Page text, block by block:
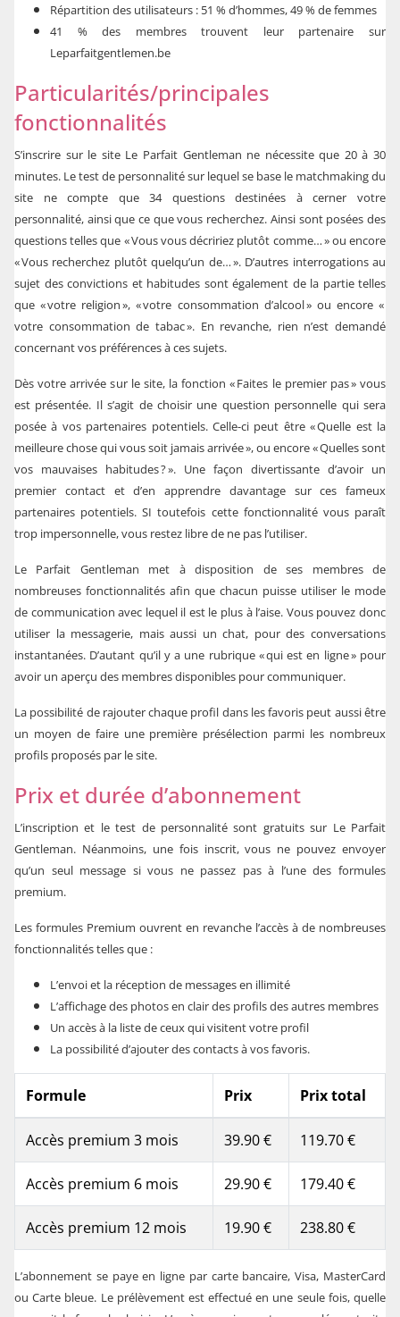
Répartition des utilisateurs : 51 % d’hommes, 49 % de femmes
41 % des membres trouvent leur partenaire sur
Leparfaitgentlemen.be
Particularités/principales
fonctionnalités
S’inscrire sur le site Le Parfait Gentleman ne nécessite que 20 à 30
minutes. Le test de personnalité sur lequel se base le matchmaking du
site ne compte que 34 questions destinées à cerner votre
personnalité, ainsi que ce que vous recherchez. Ainsi sont posées des
questions telles que « Vous vous décririez plutôt comme… » ou encore
« Vous recherchez plutôt quelqu’un de… ». D’autres interrogations au
sujet des convictions et habitudes sont également de la partie telles
que « votre religion », « votre consommation d’alcool » ou encore «
votre consommation de tabac ». En revanche, rien n’est demandé
concernant vos préférences à ces sujets.
Dès votre arrivée sur le site, la fonction « Faites le premier pas » vous
est présentée. Il s’agit de choisir une question personnelle qui sera
posée à vos partenaires potentiels. Celle-ci peut être « Quelle est la
meilleure chose qui vous soit jamais arrivée », ou encore « Quelles sont
vos mauvaises habitudes ? ». Une façon divertissante d’avoir un
premier contact et d’en apprendre davantage sur ces fameux
partenaires potentiels. SI toutefois cette fonctionnalité vous paraît
trop impersonnelle, vous restez libre de ne pas l’utiliser.
Le Parfait Gentleman met à disposition de ses membres de
nombreuses fonctionnalités afin que chacun puisse utiliser le mode
de communication avec lequel il est le plus à l’aise. Vous pouvez donc
utiliser la messagerie, mais aussi un chat, pour des conversations
instantanées. D’autant qu’il y a une rubrique « qui est en ligne » pour
avoir un aperçu des membres disponibles pour communiquer.
La possibilité de rajouter chaque profil dans les favoris peut aussi être
un moyen de faire une première présélection parmi les nombreux
profils proposés par le site.
Prix et durée d’abonnement
L’inscription et le test de personnalité sont gratuits sur Le Parfait
Gentleman. Néanmoins, une fois inscrit, vous ne pouvez envoyer
qu’un seul message si vous ne passez pas à l’une des formules
premium.
Les formules Premium ouvrent en revanche l’accès à de nombreuses
fonctionnalités telles que :
L’envoi et la réception de messages en illimité
L’affichage des photos en clair des profils des autres membres
Un accès à la liste de ceux qui visitent votre profil
La possibilité d’ajouter des contacts à vos favoris.
Formule Prix Prix total
Accès premium 3 mois 39.90 € 119.70 €
Accès premium 6 mois 29.90 € 179.40 €
Accès premium 12 mois 19.90 € 238.80 €
L’abonnement se paye en ligne par carte bancaire, Visa, MasterCard
ou Carte bleue. Le prélèvement est effectué en une seule fois, quelle